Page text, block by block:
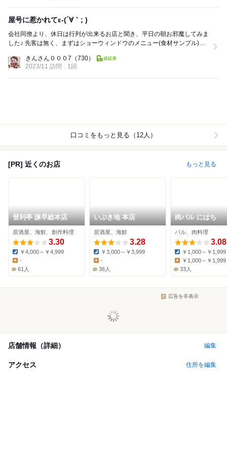
屋号に惹かれてε-(´∀｀; )
会社同僚より、休日は行列が出来るお店と聞き、平日の朝お邪魔してみま
した♪ 先客は無く、まずはショーウィンドウのメニュー(食材サンプル)を
きんさん０００7 （730）
2023/11 訪問
1回
口コミをもっと見る（12人）
[PR] 近くのお店 もっと見る
登利亭 諫早総本店
居酒屋、海鮮、創作料理
3.30
Dinner:
￥4,000～￥4,999
Lunch:
-
61人
いぶき地 本店
居酒屋、海鮮
3.28
Dinner:
￥3,000～￥3,999
Lunch:
-
36人
肉バル にはち
バル、肉料理
3.08
Dinner:
￥1,000～￥1,999
Lunch:
￥1,000～￥1,999
33人
広告を非表示
店舗情報（詳細） 編集
アクセス 住所を編集